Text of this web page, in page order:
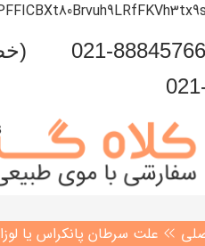
0993-999-5456(خط ویژه)
علت سرطان پانکراس یا